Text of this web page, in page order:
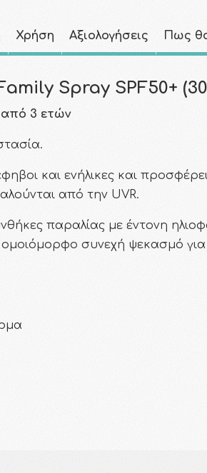
Χρήση Αξιολογήσεις Πως
Spray SPF50+
από 3 ετών
και ενήλικες και
από την UVR.
παραλίας με έντονη
συνεχή ψεκασμό